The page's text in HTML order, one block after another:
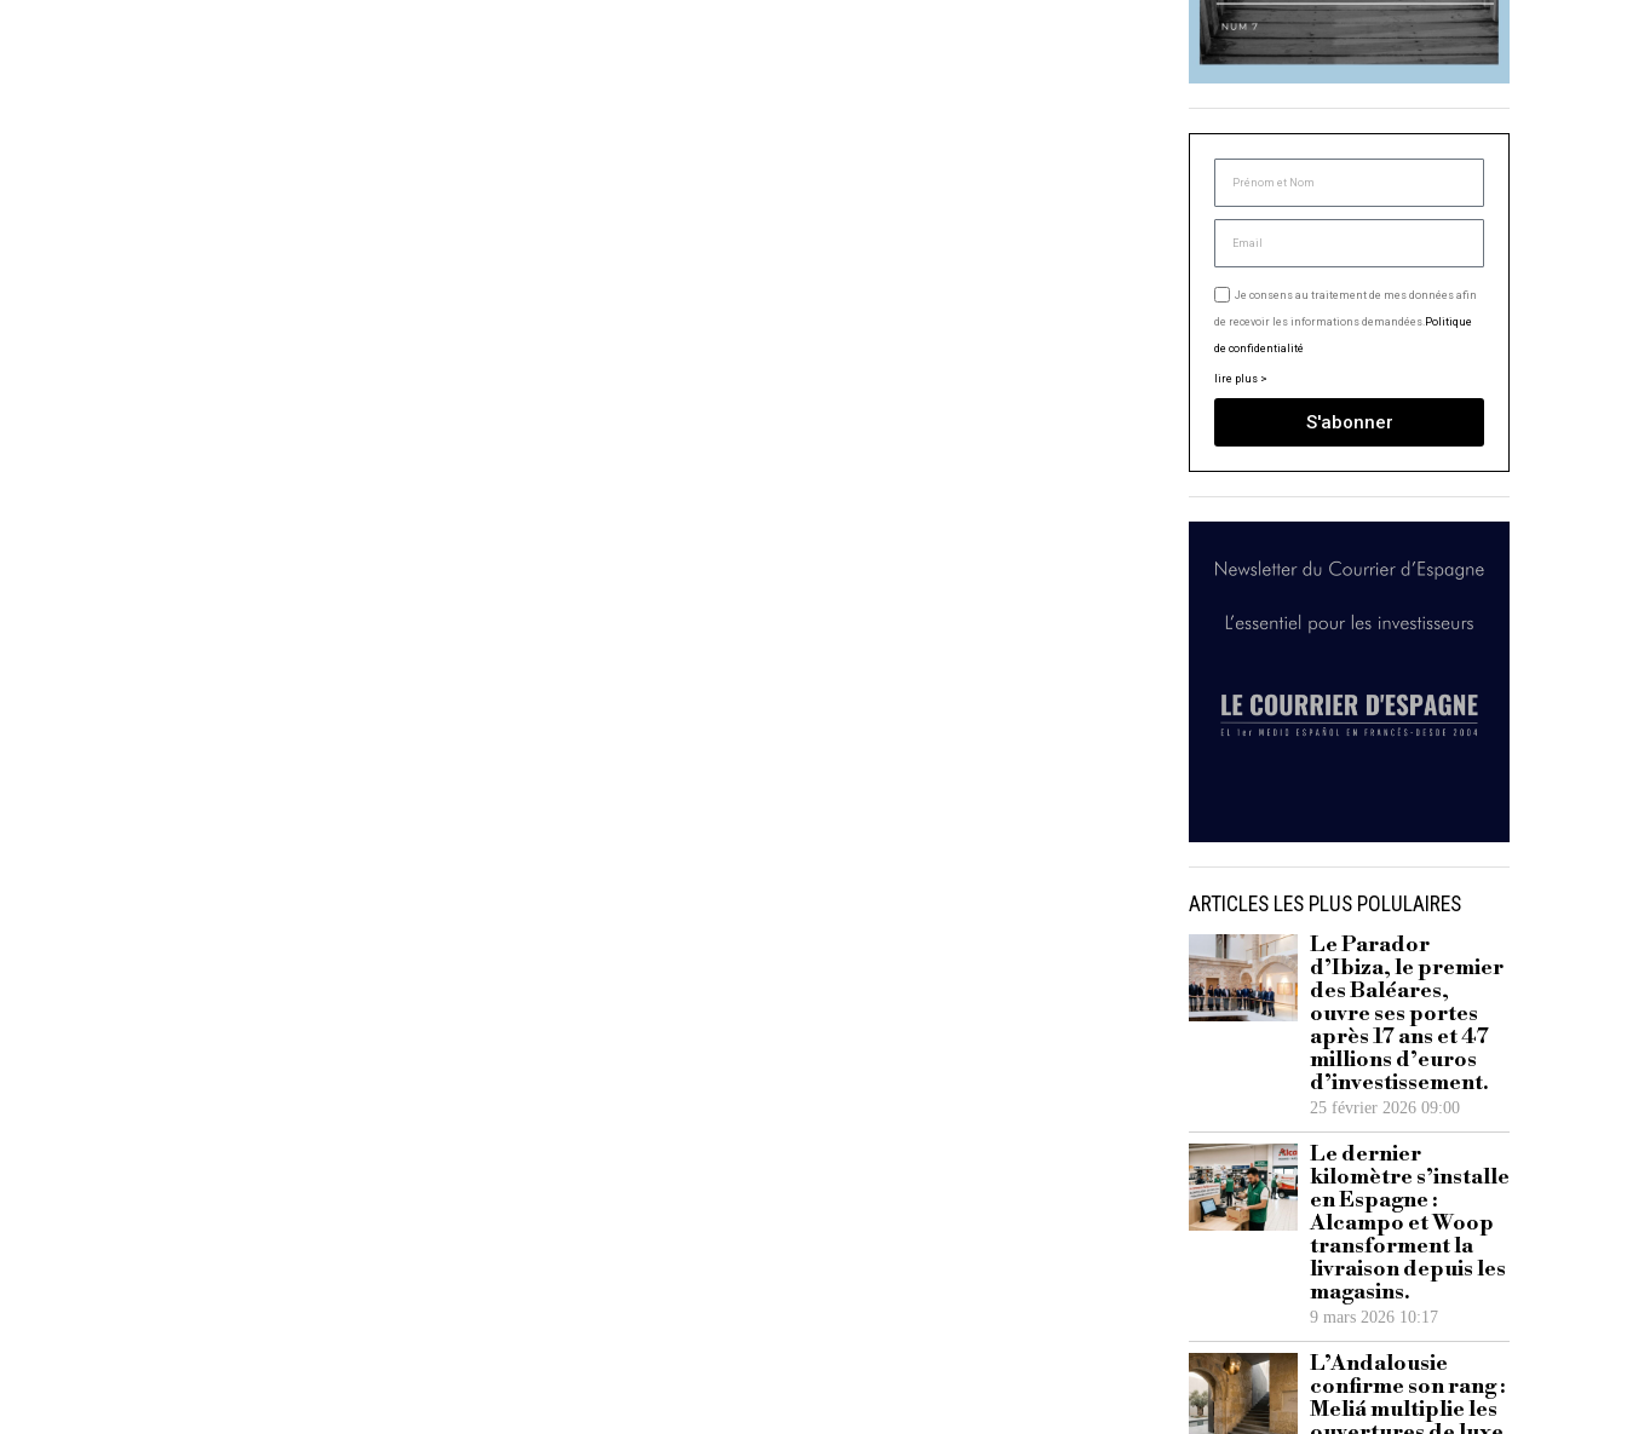
Je consens au traitement de mes données afin
de recevoir les informations demandées.Politique
de confidentialité
lire plus >
S'abonner
ARTICLES LES PLUS POLULAIRES
Le Parador
d’Ibiza, le premier
des Baléares,
ouvre ses portes
après 17 ans et 47
millions d’euros
d’investissement.
25 février 2026 09:00
Le dernier
kilomètre s’installe
en Espagne :
Alcampo et Woop
transforment la
livraison depuis les
magasins.
9 mars 2026 10:17
L’Andalousie
confirme son rang :
Meliá multiplie les